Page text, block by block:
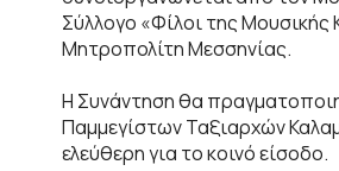
Σύλλογο «Φίλοι της Μουσικής
Μητροπολίτη Μεσσηνίας.
Η Συνάντηση θα
Παμμεγίστων Ταξιαρχών
ελεύθερη για το κοινό είσοδο.